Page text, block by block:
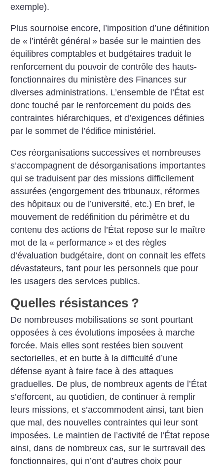
exemple).
Plus sournoise encore, l’imposition d’une définition
de « l’intérêt général » basée sur le maintien des
équilibres comptables et budgétaires traduit le
renforcement du pouvoir de contrôle des hauts-
fonctionnaires du ministère des Finances sur
diverses administrations. L’ensemble de l’État est
donc touché par le renforcement du poids des
contraintes hiérarchiques, et d’exigences définies
par le sommet de l’édifice ministériel.
Ces réorganisations successives et nombreuses
s’accompagnent de désorganisations importantes
qui se traduisent par des missions difficilement
assurées (engorgement des tribunaux, réformes
des hôpitaux ou de l’université, etc.) En bref, le
mouvement de redéfinition du périmètre et du
contenu des actions de l’État repose sur le maître
mot de la « performance » et des règles
d’évaluation budgétaire, dont on connait les effets
dévastateurs, tant pour les personnels que pour
les usagers des services publics.
Quelles résistances ?
De nombreuses mobilisations se sont pourtant
opposées à ces évolutions imposées à marche
forcée. Mais elles sont restées bien souvent
sectorielles, et en butte à la difficulté d’une
défense ayant à faire face à des attaques
graduelles. De plus, de nombreux agents de l’État
s’efforcent, au quotidien, de continuer à remplir
leurs missions, et s’accommodent ainsi, tant bien
que mal, des nouvelles contraintes qui leur sont
imposées. Le maintien de l’activité de l’État repose
ainsi, dans de nombreux cas, sur le surtravail des
fonctionnaires, qui n’ont d’autres choix pour